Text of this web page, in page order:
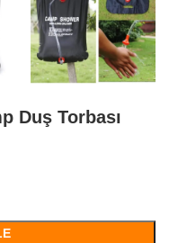
Duş Torbası